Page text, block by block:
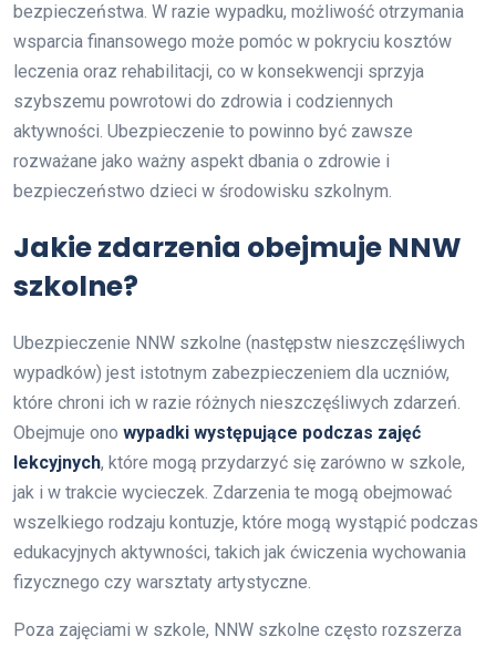
bezpieczeństwa. W razie wypadku, możliwość otrzymania
wsparcia finansowego może pomóc w pokryciu kosztów
leczenia oraz rehabilitacji, co w konsekwencji sprzyja
szybszemu powrotowi do zdrowia i codziennych
aktywności. Ubezpieczenie to powinno być zawsze
rozważane jako ważny aspekt dbania o zdrowie i
bezpieczeństwo dzieci w środowisku szkolnym.
Jakie zdarzenia obejmuje NNW
szkolne?
Ubezpieczenie NNW szkolne (następstw nieszczęśliwych
wypadków) jest istotnym zabezpieczeniem dla uczniów,
które chroni ich w razie różnych nieszczęśliwych zdarzeń.
Obejmuje ono wypadki występujące podczas zajęć
lekcyjnych, które mogą przydarzyć się zarówno w szkole,
jak i w trakcie wycieczek. Zdarzenia te mogą obejmować
wszelkiego rodzaju kontuzje, które mogą wystąpić podczas
edukacyjnych aktywności, takich jak ćwiczenia wychowania
fizycznego czy warsztaty artystyczne.
Poza zajęciami w szkole, NNW szkolne często rozszerza